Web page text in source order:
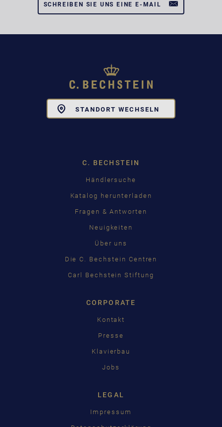
SCHREIBEN SIE UNS EINE E-MAIL
STANDORT WECHSELN
C. BECHSTEIN
Händlersuche
Katalog herunterladen
Fragen & Antworten
Neuigkeiten
Über uns
Die C. Bechstein Centren
Carl Bechstein Stiftung
CORPORATE
Kontakt
Presse
Klavierbau
Jobs
LEGAL
Impressum